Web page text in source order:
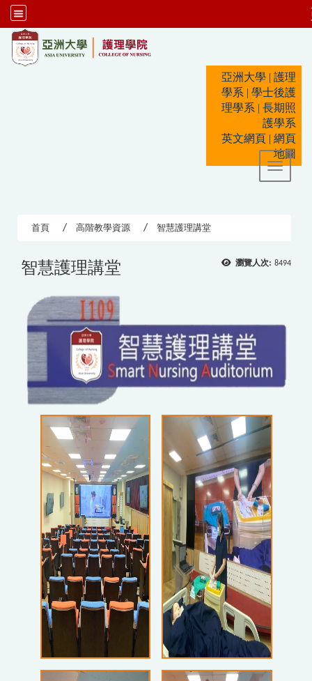
亞洲大學 | 護理
學系 | 學士後護
理學系 | 長期照
護學系
英文網頁 | 網頁
地圖
Toggle
首頁 高階教學資源 智慧護理講堂
瀏覽人次: 8494
智慧護理講堂